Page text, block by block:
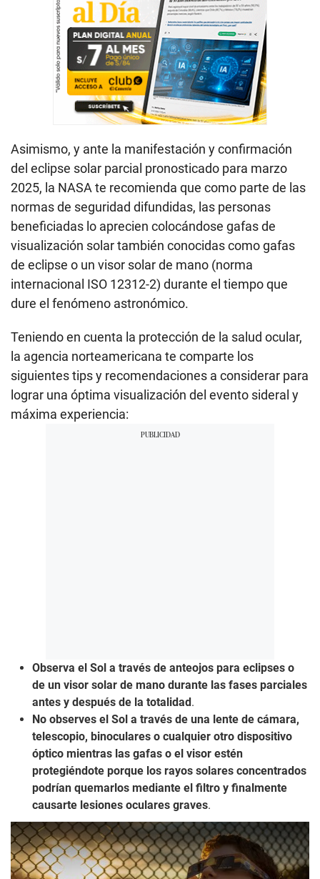
Asimismo, y ante la manifestación y confirmación
del eclipse solar parcial pronosticado para marzo
2025, la NASA te recomienda que como parte de las
normas de seguridad difundidas, las personas
beneficiadas lo aprecien colocándose gafas de
visualización solar también conocidas como gafas
de eclipse o un visor solar de mano (norma
internacional ISO 12312-2) durante el tiempo que
dure el fenómeno astronómico.
Teniendo en cuenta la protección de la salud ocular,
la agencia norteamericana te comparte los
siguientes tips y recomendaciones a considerar para
lograr una óptima visualización del evento sideral y
máxima experiencia:
Observa el Sol a través de anteojos para eclipses o
de un visor solar de mano durante las fases parciales
antes y después de la totalidad.
No observes el Sol a través de una lente de cámara,
telescopio, binoculares o cualquier otro dispositivo
óptico mientras las gafas o el visor estén
protegiéndote porque los rayos solares concentrados
podrían quemarlos mediante el filtro y finalmente
causarte lesiones oculares graves.